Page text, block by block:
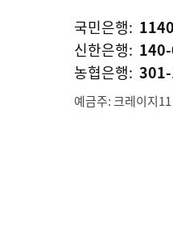
국민은행:
신한은행:
농협은행:
예금주: 크레이지